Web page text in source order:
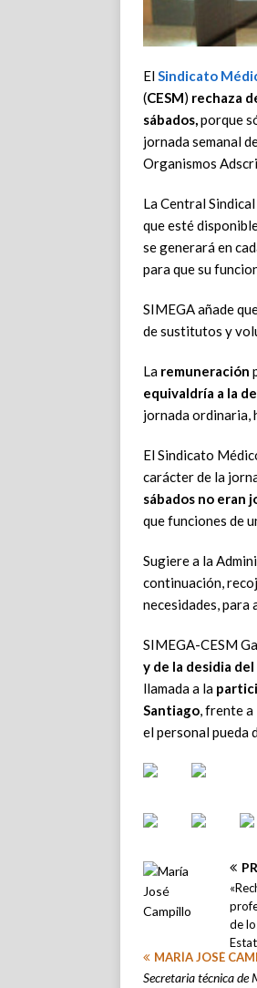
ElSindicato
(CESM) rechaza
sábados,porque
jornada semanal
Organismos
La Central
que esté
se generará en
para que su
SIMEGA añade
de sustitutos y
La remuneración
equivaldría a la
jornada ordinaria,
El Sindicato
carácter de la
sábados no eran
que funciones de
Sugiere a la
continuación,
necesidades,
SIMEGA-CESM
y de la desidia del
llamada a la
Santiago, frente a
el personal pueda
de
MARÍA JOSÉ
Secretaria técnica de